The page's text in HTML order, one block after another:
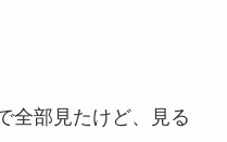
全部見たけど、見る